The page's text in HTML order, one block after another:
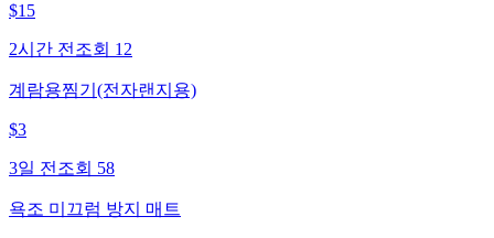
$15
2시간 전 조회 12
계람용찜기(전자랜지용)
$3
3일 전 조회 58
욕조 미끄럼 방지 매트